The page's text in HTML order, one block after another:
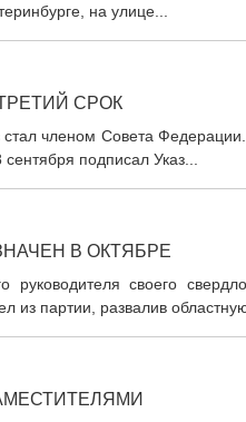
на улице...
СРОК
стал членом Совета
подписал Указ...
В ОКТЯБРЕ
своего
партии, развалив